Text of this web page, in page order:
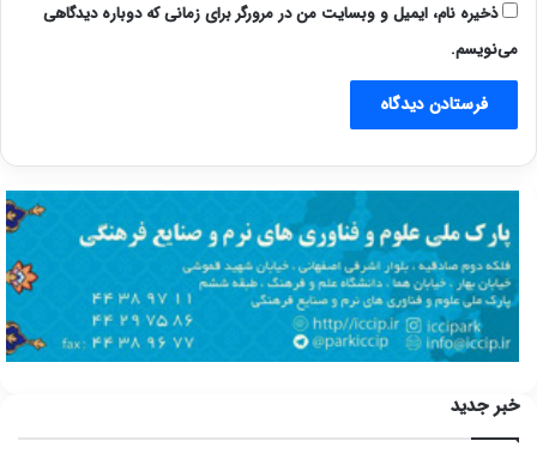
ذخیره نام، ایمیل و وبسایت من در مرورگر برای زمانی که دوباره دیدگاهی
می‌نویسم.
خبر جدید